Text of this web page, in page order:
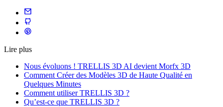
Lire plus
Nous évoluons ! TRELLIS 3D AI devient Morfx 3D
Comment Créer des Modèles 3D de Haute Qualité en
Quelques Minutes
Comment utiliser TRELLIS 3D ?
Qu’est‑ce que TRELLIS 3D ?